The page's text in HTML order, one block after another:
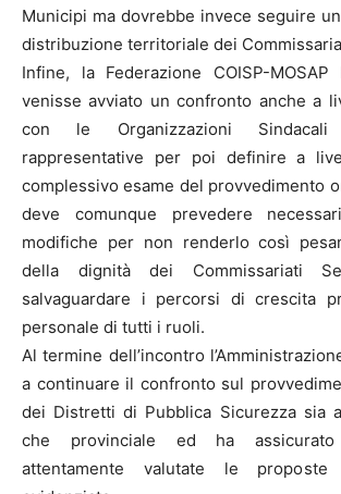
Municipi ma dovrebbe invece seguire
distribuzione territoriale dei
Infine, la Federazione COISP-
venisse avviato un confronto anche a
con le Organizzazioni Sindacali
rappresentative per poi definire a
complessivo esame del provvedimento
deve comunque prevedere
modifiche per non renderlo così
della dignità dei Commissariati
salvaguardare i percorsi di crescita
personale di tutti i ruoli.
Al termine dell’incontro
a continuare il confronto sul
dei Distretti di Pubblica Sicurezza sia
che provinciale ed ha
attentamente valutate le